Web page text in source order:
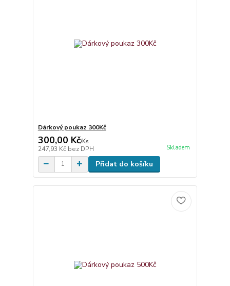
Dárkový poukaz 300Kč
300,00 Kč/Ks
247,93 Kč bez DPH Skladem
Přidat do košíku